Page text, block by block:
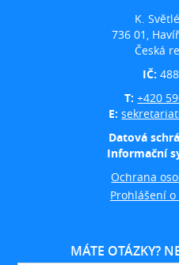
K.
736 01,
Česká
IČ:
T:+420
E:
Datová
Informační
Ochrana
Prohlášení
MÁTE OTÁZKY?